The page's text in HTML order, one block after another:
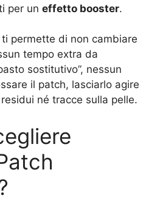
per un effetto booster.
ti permette di non cambiare
tempo extra da
sostitutivo”, nessun
il patch, lasciarlo agire
né tracce sulla pelle.